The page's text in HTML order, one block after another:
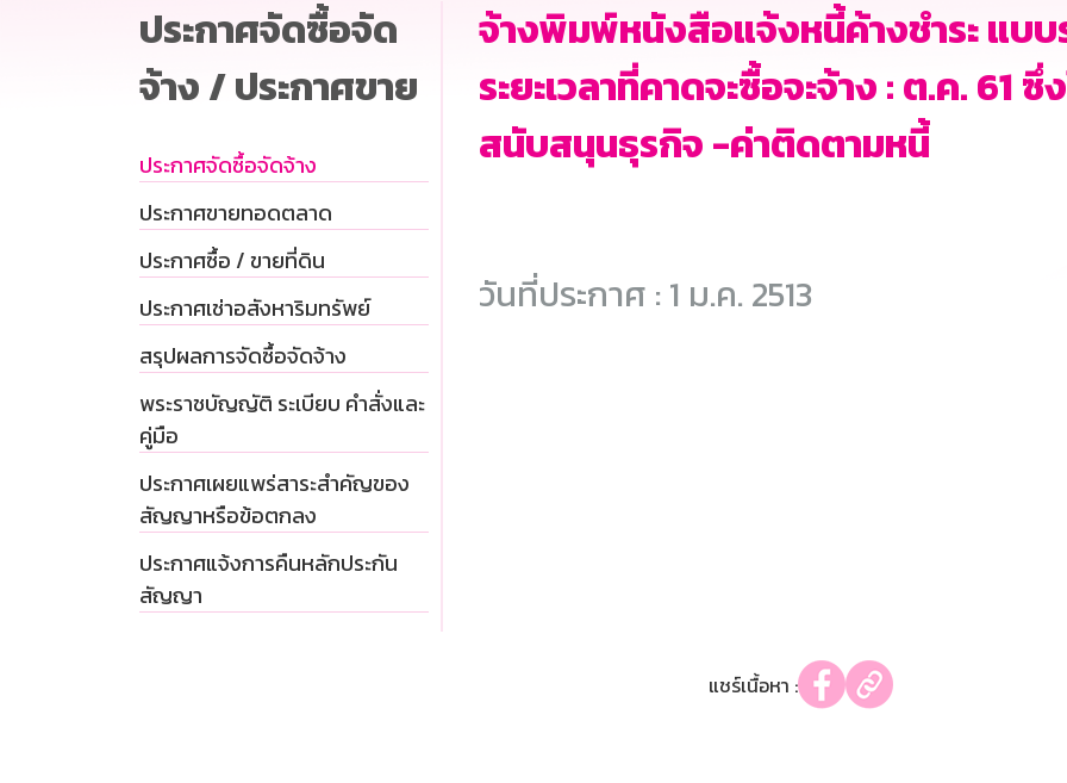
ประกาศจัดซื้อจัด
จ้าง / ประกาศขาย
ประกาศจัดซื้อจัดจ้าง
ประกาศขายทอดตลาด
ประกาศซื้อ / ขายที่ดิน
ประกาศเช่าอสังหาริมทรัพย์
สรุปผลการจัดซื้อจัดจ้าง
พระราชบัญญัติ ระเบียบ คำสั่งและ
คู่มือ
ประกาศเผยแพร่สาระสำคัญของ
สัญญาหรือข้อตกลง
ประกาศแจ้งการคืนหลักประกัน
สัญญา
จ้างพิมพ์หนังสือแจ้งหนี้ค้างชำระ แบ
ระยะเวลาที่คาดจะซื้อจะจ้าง : ต.ค. 61
สนับสนุนธุรกิจ -ค่าติดตามหนี้
วันที่ประกาศ : 1 ม.ค. 2513
แชร์เนื้อหา :